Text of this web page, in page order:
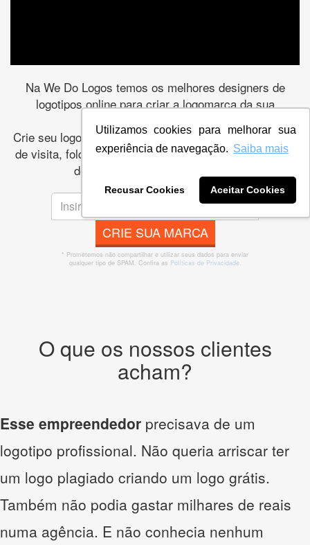
Utilizamos cookies para melhorar sua
experiência de navegação. Saiba mais
Recusar Cookies Aceitar Cookies
Na We Do Logos temos os melhores designers de
logotipos online para criar a logomarca da sua
Crie seu logo e marca online: papelaria, banner, cartão
de visita, folder, flyer, website e muito mais. São mais
de 36.612 empresas atendidas.
CRIE SUA MARCA
* Prometemos não compartilhar e utilizar seus dados para enviar
qualquer tipo de SPAM. Confira as Políticas de Privacidade.
O que os nossos clientes
acham?
Esse empreendedor precisava de um
logotipo profissional. Não queria arriscar ter
um logo plagiado criando um logo grátis.
Também não podia gastar milhares de reais
numa agência. E não conhecia nenhum